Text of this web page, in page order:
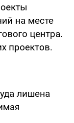
на месте
центра.
проектов.
лишена